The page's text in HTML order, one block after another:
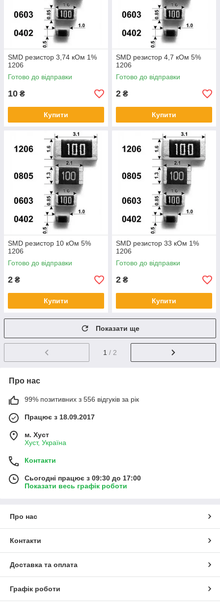
SMD резистор 3,74 кОм 1%
1206
Готово до відправки
10 ₴
Купити
SMD резистор 4,7 кОм 5%
1206
Готово до відправки
2 ₴
Купити
SMD резистор 10 кОм 5%
1206
Готово до відправки
2 ₴
Купити
SMD резистор 33 кОм 1%
1206
Готово до відправки
2 ₴
Купити
Показати ще
1 / 2
Про нас
99% позитивних з 556 відгуків за рік
Працює з 18.09.2017
м. Хуст
Хуст, Україна
Контакти
Сьогодні працює з 09:30 до 17:00
Показати весь графік роботи
Про нас
Контакти
Доставка та оплата
Графік роботи